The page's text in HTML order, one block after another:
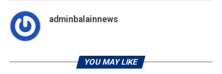
adminbalainnews
YOU MAY LIKE